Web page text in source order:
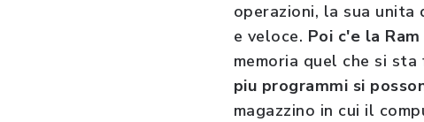
operazioni, la sua unita
e veloce. Poi c'e la Ram
memoria quel che si
piu programmi si
magazzino in cui il